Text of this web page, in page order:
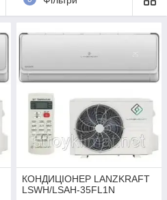
КОНДИЦІОНЕР LANZKRAFT
LSWH/LSAH-35FL1N